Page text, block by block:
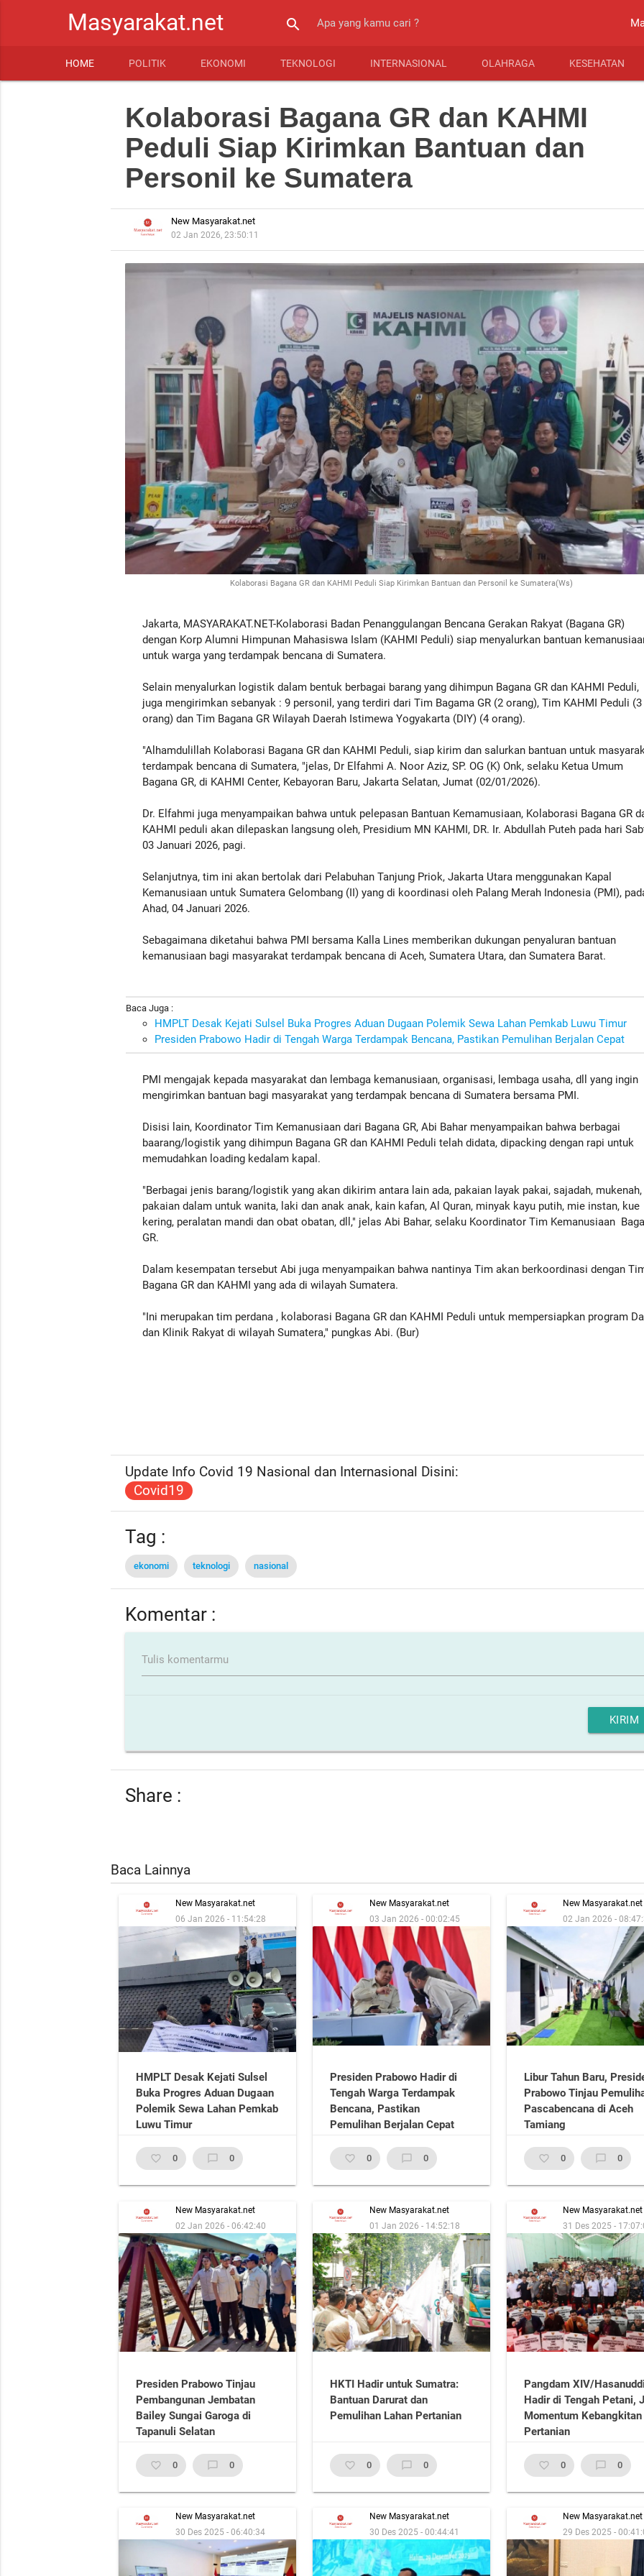
Masyarakat.net search
HOME POLITIK EKONOMI TEKNOLOGI INTERNASIONAL OLAHRAGA KESEHATAN
Kolaborasi Bagana GR dan KAHMI
Peduli Siap Kirimkan Bantuan dan
Personil ke Sumatera
New Masyarakat.net
02 Jan 2026, 23:50:11
Kolaborasi Bagana GR dan KAHMI Peduli Siap Kirimkan Bantuan dan Personil ke Sumatera(Ws)
Jakarta, MASYARAKAT.NET-Kolaborasi Badan Penanggulangan Bencana Gerakan Rakyat (Bagana GR)
dengan Korp Alumni Himpunan Mahasiswa Islam (KAHMI Peduli) siap menyalurkan bantuan
untuk warga yang terdampak bencana di Sumatera.
Selain menyalurkan logistik dalam bentuk berbagai barang yang dihimpun Bagana GR dan KAHMI Peduli,
juga mengirimkan sebanyak : 9 personil, yang terdiri dari Tim Bagama GR (2 orang), Tim KAHMI Peduli (3
orang) dan Tim Bagana GR Wilayah Daerah Istimewa Yogyakarta (DIY) (4 orang).
"Alhamdulillah Kolaborasi Bagana GR dan KAHMI Peduli, siap kirim dan salurkan bantuan untuk
terdampak bencana di Sumatera, "jelas, Dr Elfahmi A. Noor Aziz, SP. OG (K) Onk, selaku Ketua Umum
Bagana GR, di KAHMI Center, Kebayoran Baru, Jakarta Selatan, Jumat (02/01/2026).
Dr. Elfahmi juga menyampaikan bahwa untuk pelepasan Bantuan Kemamusiaan, Kolaborasi Bagana GR
KAHMI peduli akan dilepaskan langsung oleh, Presidium MN KAHMI, DR. Ir. Abdullah Puteh pada hari
03 Januari 2026, pagi.
Selanjutnya, tim ini akan bertolak dari Pelabuhan Tanjung Priok, Jakarta Utara menggunakan Kapal
Kemanusiaan untuk Sumatera Gelombang (II) yang di koordinasi oleh Palang Merah Indonesia (PMI),
Ahad, 04 Januari 2026.
Sebagaimana diketahui bahwa PMI bersama Kalla Lines memberikan dukungan penyaluran bantuan
kemanusiaan bagi masyarakat terdampak bencana di Aceh, Sumatera Utara, dan Sumatera Barat.
Baca Juga :
HMPLT Desak Kejati Sulsel Buka Progres Aduan Dugaan Polemik Sewa Lahan Pemkab Luwu Timur
Presiden Prabowo Hadir di Tengah Warga Terdampak Bencana, Pastikan Pemulihan Berjalan Cepat
PMI mengajak kepada masyarakat dan lembaga kemanusiaan, organisasi, lembaga usaha, dll yang ingin
mengirimkan bantuan bagi masyarakat yang terdampak bencana di Sumatera bersama PMI.
Disisi lain, Koordinator Tim Kemanusiaan dari Bagana GR, Abi Bahar menyampaikan bahwa berbagai
baarang/logistik yang dihimpun Bagana GR dan KAHMI Peduli telah didata, dipacking dengan rapi untuk
memudahkan loading kedalam kapal.
"Berbagai jenis barang/logistik yang akan dikirim antara lain ada, pakaian layak pakai, sajadah, mukenah,
pakaian dalam untuk wanita, laki dan anak anak, kain kafan, Al Quran, minyak kayu putih, mie instan, kue
kering, peralatan mandi dan obat obatan, dll," jelas Abi Bahar, selaku Koordinator Tim Kemanusiaan
GR.
Dalam kesempatan tersebut Abi juga menyampaikan bahwa nantinya Tim akan berkoordinasi dengan
Bagana GR dan KAHMI yang ada di wilayah Sumatera.
"Ini merupakan tim perdana , kolaborasi Bagana GR dan KAHMI Peduli untuk mempersiapkan program
dan Klinik Rakyat di wilayah Sumatera," pungkas Abi. (Bur)
Update Info Covid 19 Nasional dan Internasional Disini:
Covid19
Tag :
ekonomi teknologi nasional
Komentar :
Tulis komentarmu
KIRIM
Share :
Baca Lainnya
New Masyarakat.net
06 Jan 2026 - 11:54:28
HMPLT Desak Kejati Sulsel
Buka Progres Aduan Dugaan
Polemik Sewa Lahan Pemkab
Luwu Timur
favorite_border 0 chat_bubble_outline 0
New Masyarakat.net
03 Jan 2026 - 00:02:45
Presiden Prabowo Hadir di
Tengah Warga Terdampak
Bencana, Pastikan
Pemulihan Berjalan Cepat
favorite_border 0 chat_bubble_outline 0
New Masyarakat.net
02 Jan 2026 -
Libur Tahun Baru,
Prabowo Tinjau
Pascabencana di Aceh
Tamiang
favorite_border 0 chat_bubble_outline 0
New Masyarakat.net
02 Jan 2026 - 06:42:40
Presiden Prabowo Tinjau
Pembangunan Jembatan
Bailey Sungai Garoga di
Tapanuli Selatan
favorite_border 0 chat_bubble_outline 0
New Masyarakat.net
01 Jan 2026 - 14:52:18
HKTI Hadir untuk Sumatra:
Bantuan Darurat dan
Pemulihan Lahan Pertanian
favorite_border 0 chat_bubble_outline 0
New Masyarakat.net
31 Des 2025 -
Pangdam XIV/
Hadir di Tengah Petani,
Momentum Kebangkitan
Pertanian
favorite_border 0 chat_bubble_outline 0
New Masyarakat.net
30 Des 2025 - 06:40:34
New Masyarakat.net
30 Des 2025 - 00:44:41
New Masyarakat.net
29 Des 2025 -